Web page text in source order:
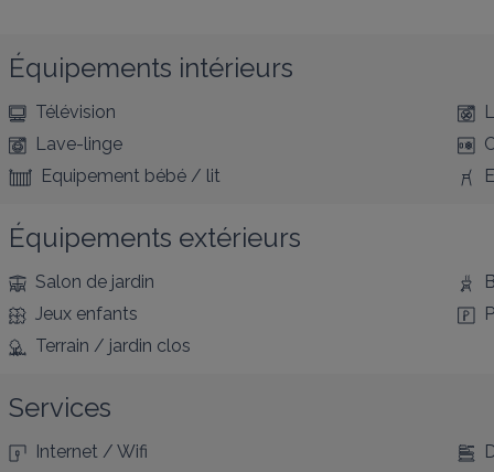
Équipements intérieurs
Télévision
Lave-linge
Equipement bébé / lit
Équipements extérieurs
Salon de jardin
Jeux enfants
Terrain / jardin clos
Services
Internet / Wifi